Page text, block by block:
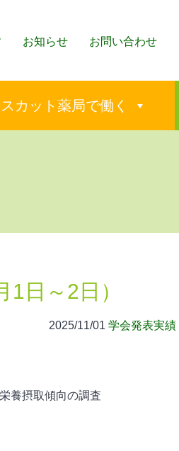
お知らせ お問い合わせ
カット薬局で働く
日～2日）
2025/11/01 学会発表実績
養摂取傾向の調査